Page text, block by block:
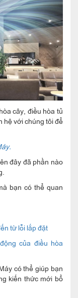
cây, điều hòa tủ
hệ với chúng tôi để
đây đã phần nào
bạn có thể quan
từ lỗi lắp đặt
của điều hòa
có thể giúp bạn
kiến thức mới bổ